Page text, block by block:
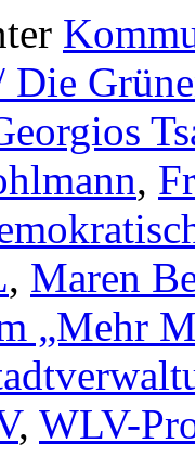
Die
,
, Maren
„Mehr
, WLV-